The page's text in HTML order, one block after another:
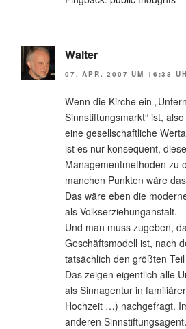
Walter
07. APR. 2007 UM 16:38
Wenn die Kirche ein
Sinnstiftungsmarkt“ ist,
eine gesellschaftliche
ist es nur konsequent,
Managementmethoden zu
manchen Punkten wäre
Das wäre eben die
als Volkserziehunganstalt.
Und man muss zugeben,
Geschäftsmodell ist, nach
tatsächlich den größten
Das zeigen eigentlich alle
als Sinnagentur in
Hochzeit …) nachgefragt.
anderen